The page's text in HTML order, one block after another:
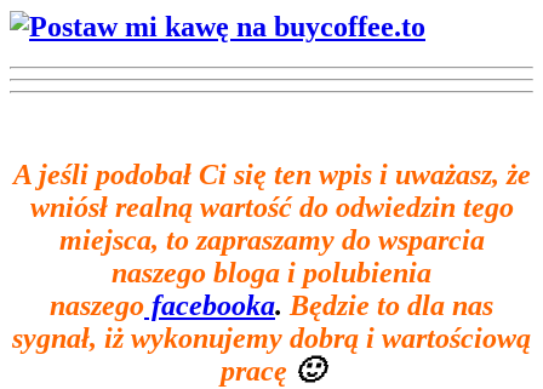
A jeśli podobał Ci się ten wpis iuważasz, że
wniósł realną wartość do odwiedzin tego
miejsca, to zapraszamy do wsparcia
naszego bloga i polubienia
naszego facebooka.Będzie to dla nas
sygnał, iż wykonujemy dobrą i wartościową
pracę 🙂